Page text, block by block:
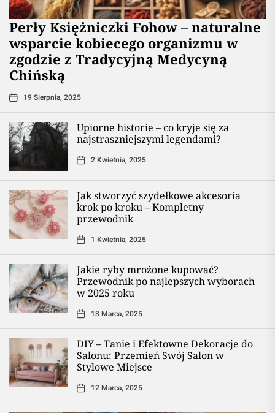
Perły Księżniczki Fohow – naturalne
wsparcie kobiecego organizmu w
zgodzie z Tradycyjną Medycyną
Chińską
19 Sierpnia, 2025
Upiorne historie – co kryje się za
najstraszniejszymi legendami?
2 Kwietnia, 2025
Jak stworzyć szydełkowe akcesoria
krok po kroku – Kompletny
przewodnik
1 Kwietnia, 2025
Jakie ryby mrożone kupować?
Przewodnik po najlepszych wyborach
w 2025 roku
13 Marca, 2025
DIY – Tanie i Efektowne Dekoracje do
Salonu: Przemień Swój Salon w
Stylowe Miejsce
12 Marca, 2025